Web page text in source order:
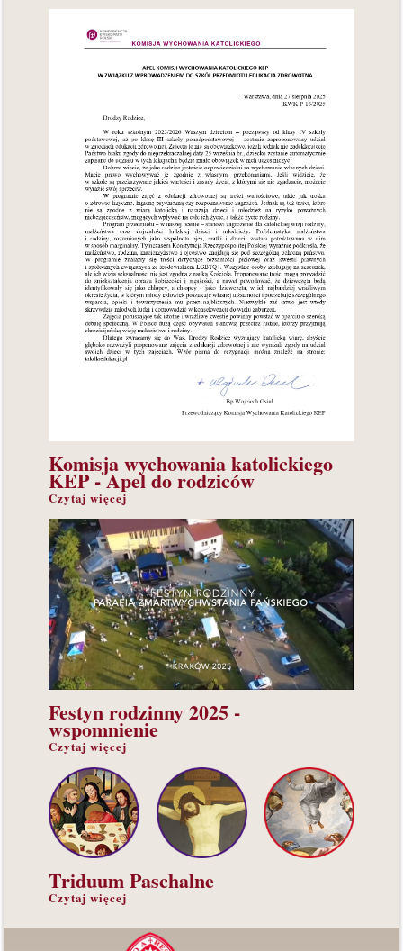
Komisjawychowania katolickiego
KEP - Apel do rodziców
Czytaj więcej
Festynrodzinny 2025 -
wspomnienie
Czytaj więcej
TriduumPaschalne
Czytaj więcej